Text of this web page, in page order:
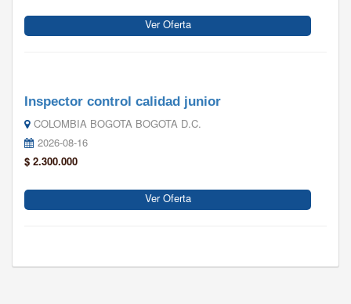
Ver Oferta
Inspector control calidad junior
COLOMBIA BOGOTA BOGOTA D.C.
2026-08-16
$ 2.300.000
Ver Oferta